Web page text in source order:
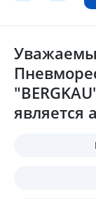
является